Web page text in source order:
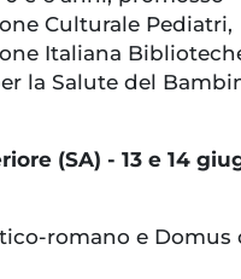
Culturale Pediatri,
Italiana
la Salute del
(SA) - 13 e 14
romano e Domus